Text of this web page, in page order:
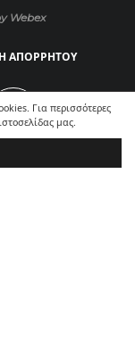
Για περισσότερες
μας.
Webex
ΑΠΟΡΡΗΤΟΥ